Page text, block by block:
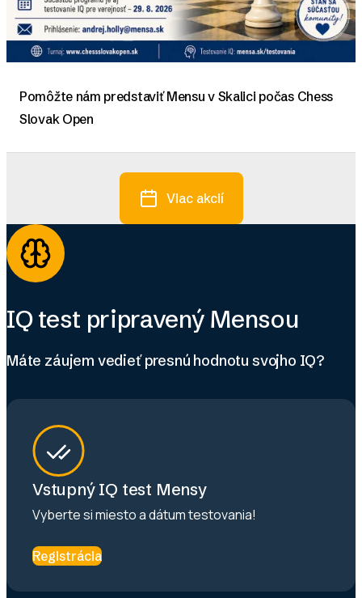
Pomôžte nám predstaviť Mensu v Skalici počas Chess
Slovak Open
Viac akcií
IQ test pripravený Mensou
Máte záujem vedieť presnú hodnotu svojho IQ?
Vstupný IQ test Mensy
Vyberte si miesto a dátum testovania!
Registrácia